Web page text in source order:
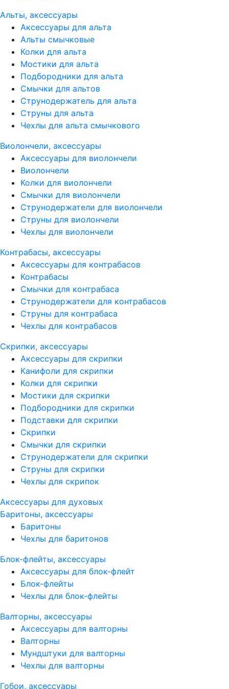
Альты, аксессуары
Аксессуары для альта
Альты смычковые
Колки для альта
Мостики для альта
Подбородники для альта
Смычки для альтов
Струнодержатель для альта
Струны для альта
Чехлы для альта смычкового
Виолончели, аксессуары
Аксессуары для виолончели
Виолончели
Колки для виолончели
Смычки для виолончели
Струнодержатели для виолончели
Струны для виолончели
Чехлы для виолончели
Контрабасы, аксессуары
Аксессуары для контрабасов
Контрабасы
Смычки для контрабаса
Струнодержатели для контрабасов
Струны для контрабаса
Чехлы для контрабасов
Скрипки, аксессуары
Аксессуары для скрипки
Канифоли для скрипки
Колки для скрипки
Мостики для скрипки
Подбородники для скрипки
Подставки для скрипки
Скрипки
Смычки для скрипки
Струнодержатели для скрипки
Струны для скрипки
Чехлы для скрипок
Аксессуары для духовых
Баритоны, аксессуары
Баритоны
Чехлы для баритонов
Блок-флейты, аксессуары
Аксессуары для блок-флейт
Блок-флейты
Чехлы для блок-флейты
Валторны, аксессуары
Аксессуары для валторны
Валторны
Мундштуки для валторны
Чехлы для валторны
Гобои, аксессуары